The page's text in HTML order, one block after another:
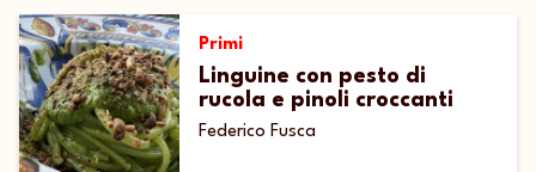
Primi
Linguine con pesto di
rucola e pinoli croccanti
Federico Fusca